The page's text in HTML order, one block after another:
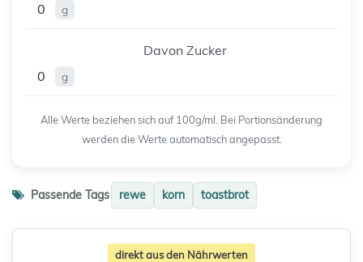
0
g
Davon Zucker
0
g
Alle Werte beziehen sich auf 100g/ml. Bei Portionsänderung
werden die Werte automatisch angepasst.
Passende Tags rewe korn toastbrot
direkt aus den Nährwerten